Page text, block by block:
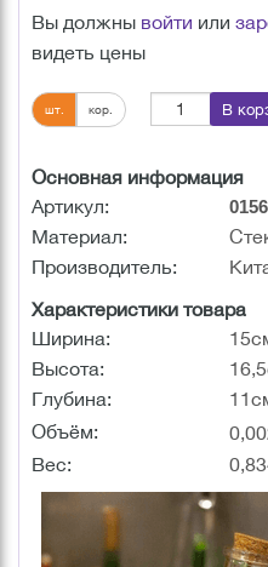
Вы должны войти или
видеть цены
шт. кор. В
Основная информация
Артикул:
Материал:
Производитель:
Характеристики товара
Ширина:
Высота:
Глубина:
Объём:
Вес: